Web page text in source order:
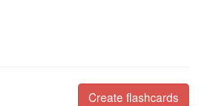
Create flashcards